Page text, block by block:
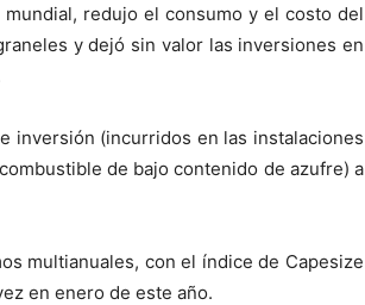
redujo el consumo y el costo del
y dejó sin valor las inversiones en
inversión (incurridos en las instalaciones
de bajo contenido de azufre) a
multianuales, con el índice de Capesize
en enero de este año.